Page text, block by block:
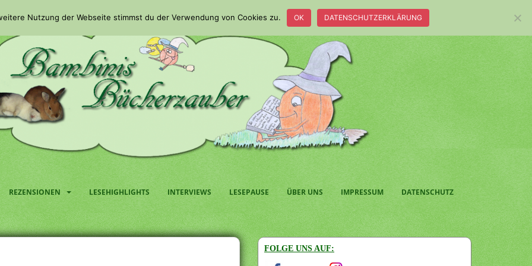
REZENSIONEN LESEHIGHLIGHTS INTERVIEWS LESEPAUSE ÜBER UNS IMPRESSUM DATENSCHUTZ
FOLGE UNS AUF:
Nutzung der Webseite stimmst du der Verwendung von Cookies zu. OK DATENSCHUTZERKLÄRUNG